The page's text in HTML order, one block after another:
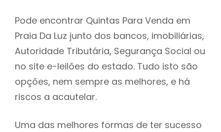
Pode encontrar Quintas Para Venda em
Praia Da Luz junto dos bancos, imobiliárias,
Autoridade Tributária, Segurança Social ou
no site e-leilões do estado. Tudo isto são
opções, nem sempre as melhores, e há
riscos a acautelar.
Uma das melhores formas de ter sucesso